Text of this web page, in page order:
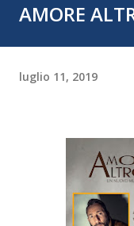
AMORE
luglio 11, 2019